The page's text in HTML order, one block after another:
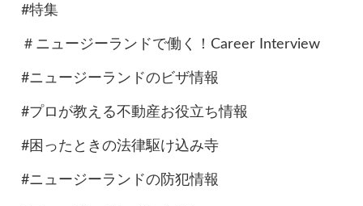
#特集
＃ニュージーランドで働く！Career Interview
#ニュージーランドのビザ情報
#プロが教える不動産お役立ち情報
#困ったときの法律駆け込み寺
#ニュージーランドの防犯情報